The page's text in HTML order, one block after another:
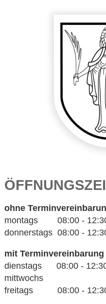
ohne
montags 08:00 - 12:30
donnerstags 08:00 -
mit Terminvereinbarung
dienstags 08:00 - 12:30
mittwochs
freitags 08:00 -